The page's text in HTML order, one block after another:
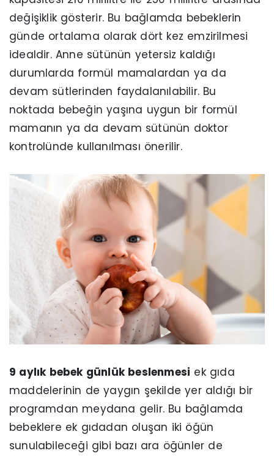
değişiklik gösterir. Bu bağlamda bebeklerin
günde ortalama olarak dört kez emzirilmesi
idealdir. Anne sütünün yetersiz kaldığı
durumlarda formül mamalardan ya da
devam sütlerinden faydalanılabilir. Bu
noktada bebeğin yaşına uygun bir formül
mamanın ya da devam sütünün doktor
kontrolünde kullanılması önerilir.
9 aylık bebek günlük beslenmesi ek gıda
maddelerinin de yaygın şekilde yer aldığı bir
programdan meydana gelir. Bu bağlamda
bebeklere ek gıdadan oluşan iki öğün
sunulabileceği gibi bazı ara öğünler de